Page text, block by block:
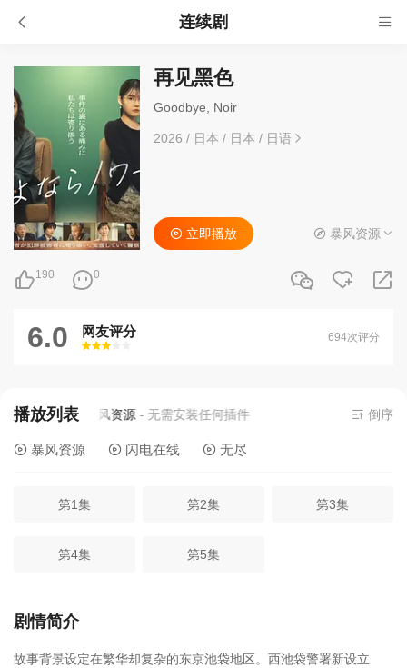
连续剧
再见黑色
Goodbye, Noir
2026 / 日本 / 日本/ 日语
190 0
立即播放 暴风资源
6.0 网友评分
很差
较差还行推荐力荐
694次评分
播放列表
前资源来源暴风资源- 无需安装任何插件 倒序
暴风资源 闪电在线 无尽
第1集 第2集 第3集
第4集 第5集
剧情简介
故事背景设定在繁华却复杂的东京池袋地区。西池袋警署新设立